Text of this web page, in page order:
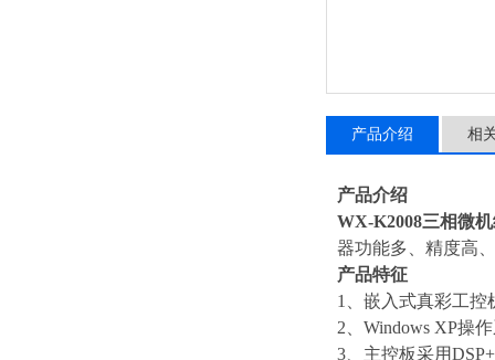
产品介绍 相
产品介绍
WX-K2008三相微
器功能多、精度高
产品特征
1、嵌入式真彩工控
2、Windows XP操
3、主控板采用